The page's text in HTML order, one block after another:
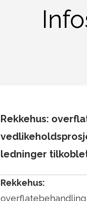
Rekkehus:
ledninger
Rekkehus: